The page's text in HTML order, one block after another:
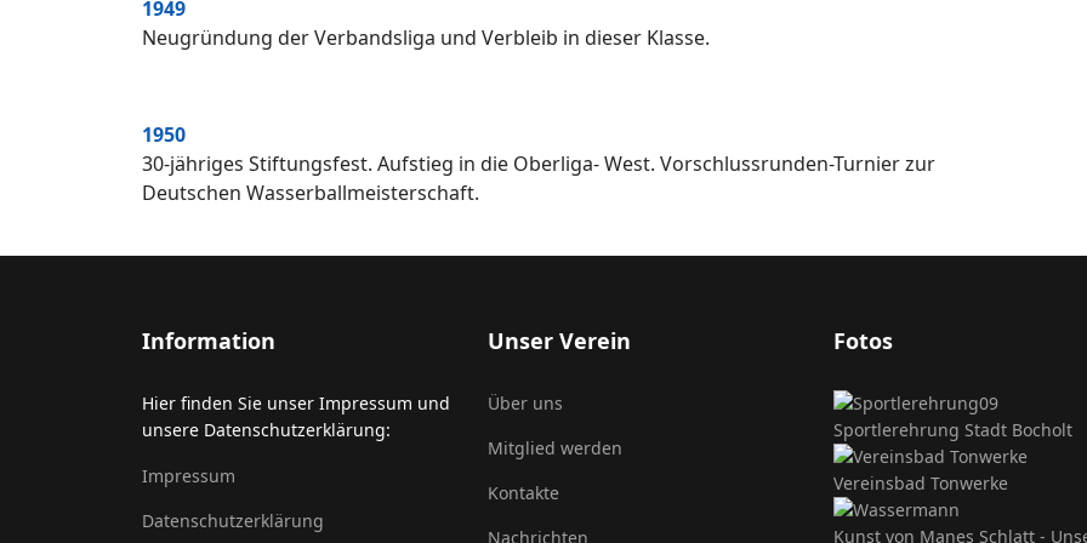
1949
Neugründung der Verbandsliga und Verbleib in dieser Klasse.
1950
30-jähriges Stiftungsfest. Aufstieg in die Oberliga- West. Vorschlussrunden-Turnier zur
Deutschen Wasserballmeisterschaft.
Information
Hier finden Sie unser Impressum und
unsere Datenschutzerklärung:
Impressum
Datenschutzerklärung
Unser Verein
Über uns
Mitglied werden
Kontakte
Nachrichten
Fotos
Sportlerehrung Stadt Bocholt
Vereinsbad Tonwerke
Kunst von Manes Schlatt -